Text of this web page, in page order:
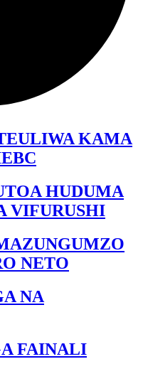
KAMA
HUDUMA
VIFURUSHI
NETO
NA
FAINALI